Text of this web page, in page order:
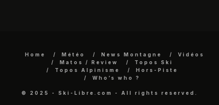
Home Météo News Montagne
Vidéos
Matos / Review
Topos Ski
Topos Alpinisme
Hors-Piste
Who’s who ?
© 2025 - Ski-Libre.com - All rights reserved.